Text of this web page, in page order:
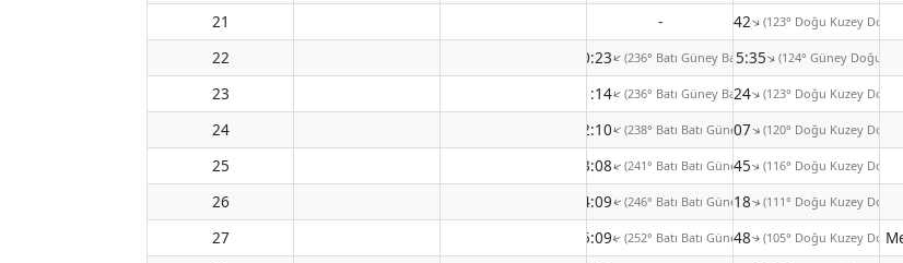
21
- 14:42↑(123° Doğu Kuzey Doğu)
22
00:23↑(236° Batı Güney Batı)15:35↑(124° Güney Doğu)
23
01:14↑(236° Batı Güney Batı)
16:24↑(123° Doğu Kuzey Doğu)
24
02:10↑(238° Batı Batı Güney)
17:07↑(120° Doğu Kuzey Doğu)
25
03:08↑(241° Batı Batı Güney)
17:45↑(116° Doğu Kuzey Doğu)
26
04:09↑(246° Batı Batı Güney)
18:18↑(111° Doğu Kuzey Doğu)
27
05:09↑(252° Batı Batı Güney)
18:48↑(105° Doğu Kuzey Doğu)